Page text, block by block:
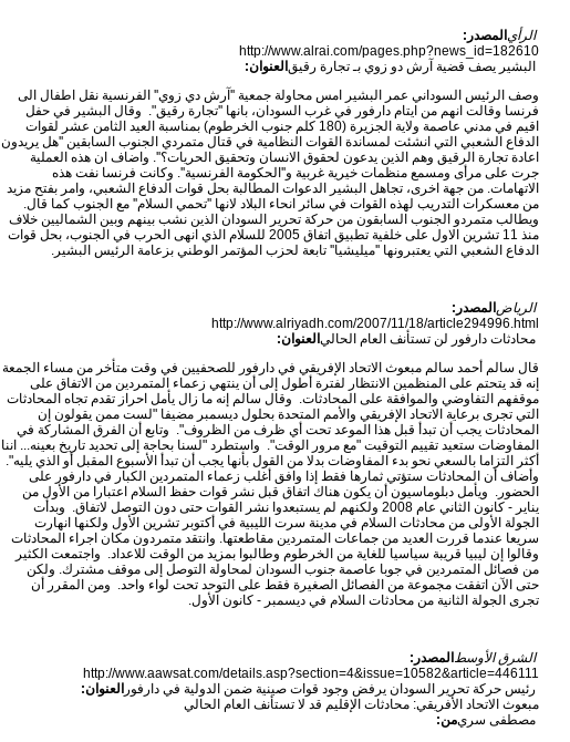
المصدر: الرأي
http://www.alrai.com/pages.php?news_id=182610
العنوان: البشير يصف قضية آرش دو زوي بـ تجارة رقيق
وصف الرئيس السوداني عمر البشير امس محاولة جمعية ''آرش دي زوي'' الفرنسية نقل اطفال الى
فرنسا وقالت انهم من ايتام دارفور في غرب السودان، بانها ''تجارة رقيق". وقال البشير في حفل
اقيم في مدني عاصمة ولاية الجزيرة (180 كلم جنوب الخرطوم) بمناسبة العيد الثامن عشر لقوات
الدفاع الشعبي التي انشئت لمساندة القوات النظامية في قتال متمردي الجنوب السابقين ''هل يريدون
اعادة تجارة الرقيق وهم الذين يدعون لحقوق الانسان وتحقيق الحريات؟''. واضاف ان هذه العملية
جرت على مرأى ومسمع منظمات خيرية غربية و''الحكومة الفرنسية''. وكانت فرنسا نفت هذه
الاتهامات. من جهة اخرى، تجاهل البشير الدعوات المطالبة بحل قوات الدفاع الشعبي، وامر بفتح مزيد
من معسكرات التدريب لهذه القوات في سائر انحاء البلاد لانها ''تحمي السلام'' مع الجنوب كما قال.
ويطالب متمردو الجنوب السابقون من حركة تحرير السودان الذين نشب بينهم وبين الشماليين خلاف
منذ 11 تشرين الاول على خلفية تطبيق اتفاق 2005 للسلام الذي انهى الحرب في الجنوب، بحل قوات
الدفاع الشعبي التي يعتبرونها ''ميليشيا'' تابعة لحزب المؤتمر الوطني بزعامة الرئيس البشير.
المصدر: الرياض
http://www.alriyadh.com/2007/11/18/article294996.html
العنوان: محادثات دارفور لن تستأنف العام الحالي
قال سالم أحمد سالم مبعوث الاتحاد الإفريقي في دارفور للصحفيين في وقت متأخر من مساء الجمعة
إنه قد يتحتم على المنظمين الانتظار لفترة أطول إلى أن ينتهي زعماء المتمردين من الاتفاق على
موقفهم التفاوضي والموافقة على المحادثات. وقال سالم إنه ما زال يأمل احراز تقدم تجاه المحادثات
التي تجرى برعاية الاتحاد الإفريقي والأمم المتحدة بحلول ديسمبر مضيفا "لست ممن يقولون إن
المحادثات يجب أن تبدأ قبل هذا الموعد تحت أي ظرف من الظروف". وتابع أن الفرق المشاركة في
المفاوضات ستعيد تقييم التوقيت "مع مرور الوقت". واستطرد "لسنا بحاجة إلى تحديد تاريخ بعينه... اننا
أكثر التزاما بالسعي نحو بدء المفاوضات بدلا من القول بأنها يجب أن تبدأ الأسبوع المقبل أو الذي يليه".
وأضاف أن المحادثات ستؤتي ثمارها فقط إذا وافق أغلب زعماء المتمردين الكبار في دارفور على
الحضور. ويأمل دبلوماسيون أن يكون هناك اتفاق قبل نشر قوات حفظ السلام اعتبارا من الأول من
يناير - كانون الثاني عام 2008 ولكنهم لم يستبعدوا نشر القوات حتى دون التوصل لاتفاق. وبدأت
الجولة الأولى من محادثات السلام في مدينة سرت الليبية في أكتوبر تشرين الأول ولكنها انهارت
سريعا عندما قررت العديد من جماعات المتمردين مقاطعتها. وانتقد متمردون مكان اجراء المحادثات
وقالوا إن ليبيا قريبة سياسيا للغاية من الخرطوم وطالبوا بمزيد من الوقت للاعداد. واجتمعت الكثير
من فصائل المتمردين في جوبا عاصمة جنوب السودان لمحاولة التوصل إلى موقف مشترك. ولكن
حتى الآن اتفقت مجموعة من الفصائل الصغيرة فقط على التوحد تحت لواء واحد. ومن المقرر أن
تجرى الجولة الثانية من محادثات السلام في ديسمبر - كانون الأول.
المصدر: الشرق الأوسط
http://www.aawsat.com/details.asp?section=4&issue=10582&article=446111
العنوان: رئيس حركة تحرير السودان يرفض وجود قوات صينية ضمن الدولية في دارفور
مبعوث الاتحاد الأفريقي: محادثات الإقليم قد لا تستأنف العام الحالي
من:مصطفى سري